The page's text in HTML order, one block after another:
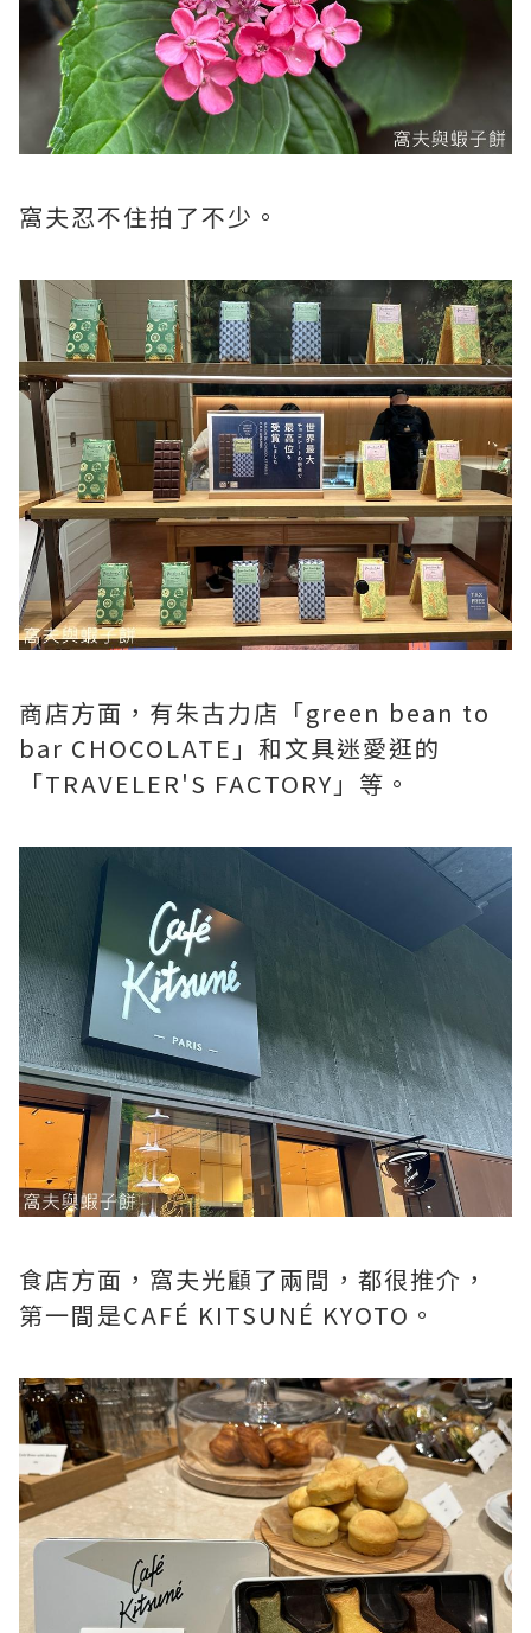
窩夫忍不住拍了不少。
商店方面，有朱古力店「green bean to
bar CHOCOLATE」和文具迷愛逛的
「TRAVELER'S FACTORY」等。
食店方面，窩夫光顧了兩間，都很推介，
第一間是CAFÉ KITSUNÉ KYOTO。